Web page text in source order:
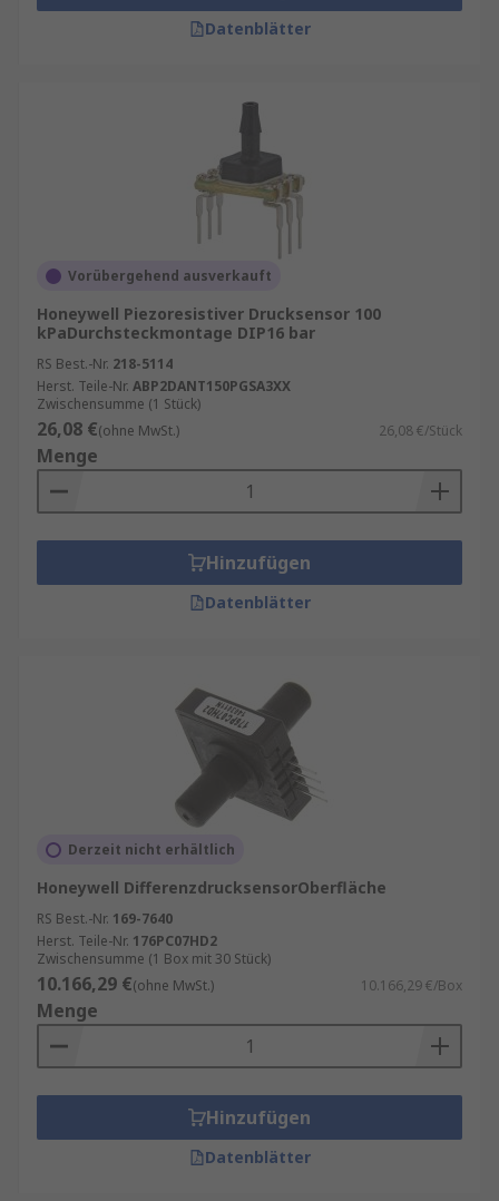
Datenblätter
Vorübergehend ausverkauft
Honeywell Piezoresistiver Drucksensor 100
kPaDurchsteckmontage DIP16 bar
RS Best.-Nr. 218-5114
Herst. Teile-Nr. ABP2DANT150PGSA3XX
Zwischensumme (1 Stück)
26,08 €(ohne MwSt.) 26,08 €/Stück
Menge
Hinzufügen
Datenblätter
Derzeit nicht erhältlich
Honeywell DifferenzdrucksensorOberfläche
RS Best.-Nr. 169-7640
Herst. Teile-Nr. 176PC07HD2
Zwischensumme (1 Box mit 30 Stück)
10.166,29 €(ohne MwSt.) 10.166,29 €/Box
Menge
Hinzufügen
Datenblätter